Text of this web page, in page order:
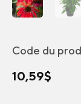
Code du
10,59$